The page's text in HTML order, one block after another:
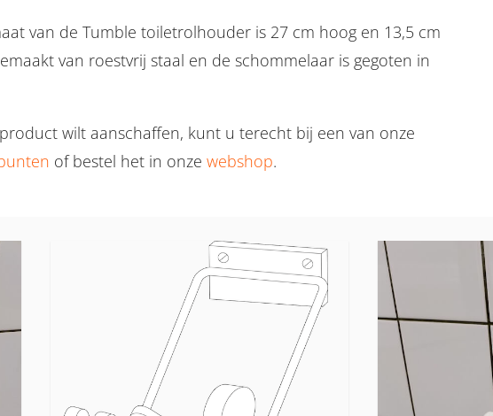
van de Tumble toiletrolhouder is 27 cm hoog en 13,5 cm
van roestvrij staal en de schommelaar is gegoten in
wilt aanschaffen, kunt u terecht bij een van onze
of bestel het in onze webshop.